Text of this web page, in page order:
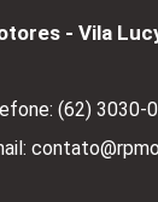
- Vila
(62) 3030-